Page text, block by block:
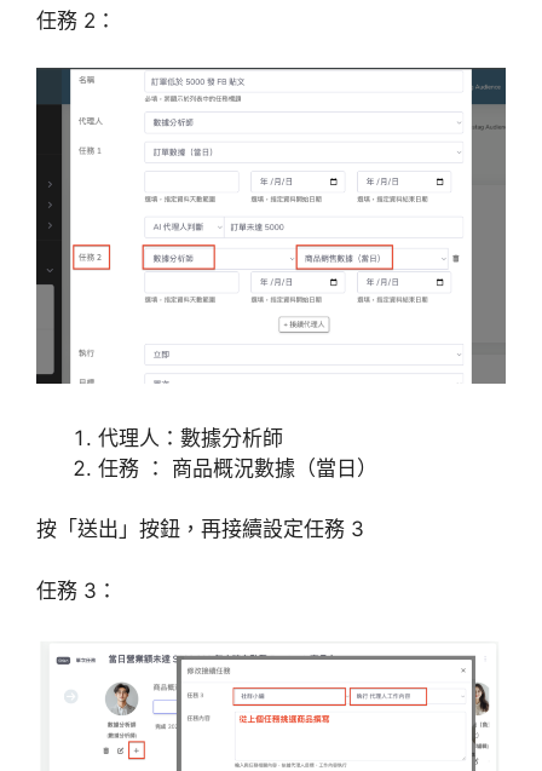
任務 2：
代理人：數據分析師
任務 ： 商品概況數據（當日）
按「送出」按鈕，再接續設定任務 3
任務 3：